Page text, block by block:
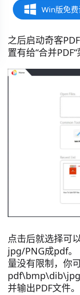
Win版免费
之后启动奇客
置有给“合并PDF“
点击后就选择可
jpg/PNG成pdf。
量没有限制，你
并输出PDF文件。